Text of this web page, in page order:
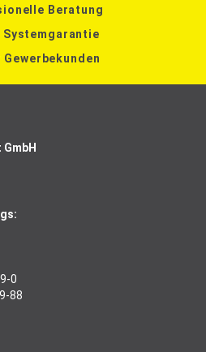
Beratung
Systemgarantie
Gewerbekunden
0
88